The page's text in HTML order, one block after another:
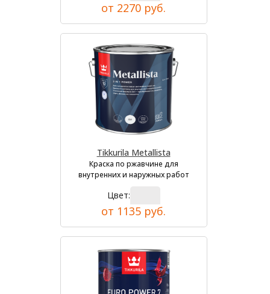
от 2270 руб.
Tikkurila Metallista
Краска по ржавчине для
внутренних и наружных работ
Цвет:
от 1135 руб.